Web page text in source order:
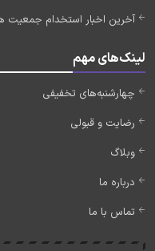
آخرین اخبار استخدام جمعیت هلال احمر
لینک‌های مهم
چهارشنبه‌های تخفیفی
رضایت و قبولی
وبلاگ
درباره ما
تماس با ما